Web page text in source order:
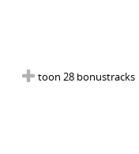
toon 28 bonustracks